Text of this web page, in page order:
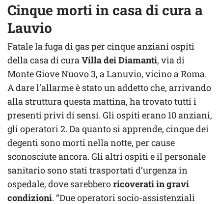
Cinque morti in casa di cura a
Lauvio
Fatale la fuga di gas per cinque anziani ospiti
della casa di cura Villa dei Diamanti, via di
Monte Giove Nuovo 3, a Lanuvio, vicino a Roma.
A dare l’allarme è stato un addetto che, arrivando
alla struttura questa mattina, ha trovato tutti i
presenti privi di sensi. Gli ospiti erano 10 anziani,
gli operatori 2. Da quanto si apprende, cinque dei
degenti sono morti nella notte, per cause
sconosciute ancora. Gli altri ospiti e il personale
sanitario sono stati trasportati d’urgenza in
ospedale, dove sarebberoricoverati in gravi
condizioni. “Due operatori socio-assistenziali